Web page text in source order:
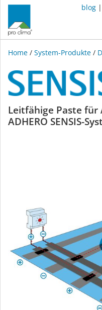
blog |
Home / System-Produkte /
SENSIS
Leitfähige Paste für
ADHERO SENSIS-